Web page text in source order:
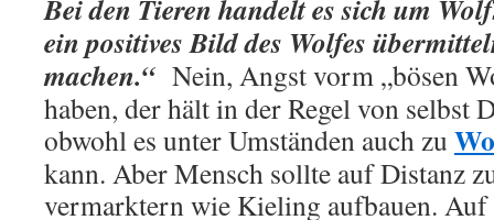
Bei den Tieren handelt es sich um
ein positives Bild des Wolfes
machen.“ Nein, Angst vorm „bösen
haben, der hält in der Regel von selbst
obwohl es unter Umständen auch zu
kann. Aber Mensch sollte auf Distanz
vermarktern wie Kieling aufbauen. Auf